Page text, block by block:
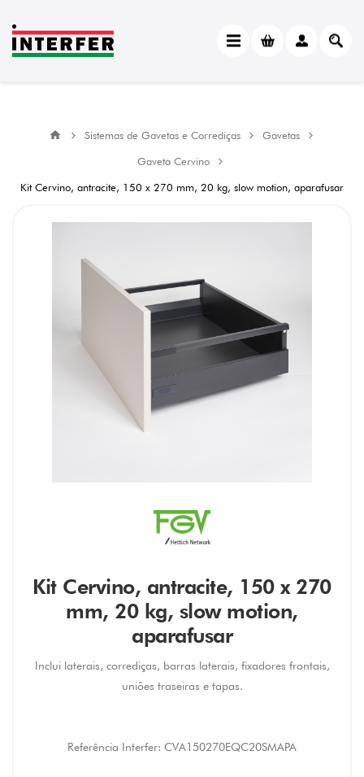
Sistemas de Gavetas e Corrediças
Gavetas
Gaveta Cervino
Kit Cervino, antracite, 150 x 270 mm, 20 kg, slow motion, aparafusar
Kit Cervino, antracite, 150 x 270
mm, 20 kg, slow motion,
aparafusar
Inclui laterais, corrediças, barras laterais, fixadores frontais,
uniões traseiras e tapas.
Referência Interfer: CVA150270EQC20SMAPA